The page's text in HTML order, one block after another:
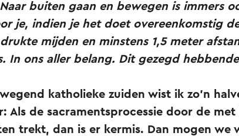
buiten gaan en bewegen is immers
je, indien je het doet overeenkomstig
mijden en minstens 1,5 meter
In ons aller belang. Dit gezegd
katholieke zuiden wist ik zo'n
Als de sacramentsprocessie door de met
trekt, dan is er kermis. Dan mogen we